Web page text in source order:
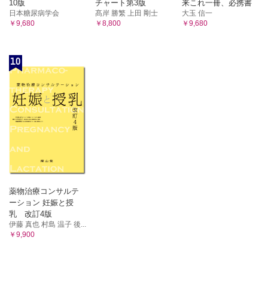
10版
日本糖尿病学会
￥9,680
チャート第3版
髙岸 勝繁 上田 剛士
￥8,800
来これ一冊、必携書
大玉 信一
￥9,680
10
薬物治療コンサルテ
ーション 妊娠と授
乳 改訂4版
伊藤 真也 村島 温子 後...
￥9,900